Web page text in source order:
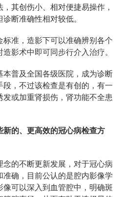
其创伤小、相对便捷易操作，
断准确性相对较低。
准，造影下可以准确辨别各个
影术中即可同步行介入治疗。
本普及全国各级医院，成为诊断
，不过该检查是有创的，有一
或加重肾损伤，肾功能不全患
新的、更高效的冠心病检查方
念的不断更新发展，对于冠心病
确，目前公认的是腔内影像学
可以深入到血管腔中，明确斑